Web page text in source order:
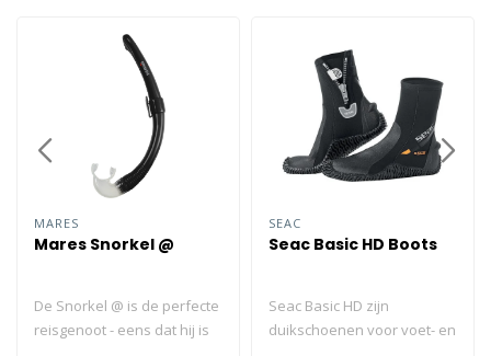
MARES
Mares Snorkel @
De Snorkel @ is de perfecte
reisgenoot - eens dat hij is
SEAC
Seac Basic HD Boots
Seac Basic HD zijn
duikschoenen voor voet- en